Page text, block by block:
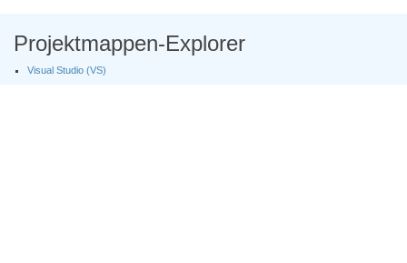
Projektmappen-Explorer
Visual Studio (VS)